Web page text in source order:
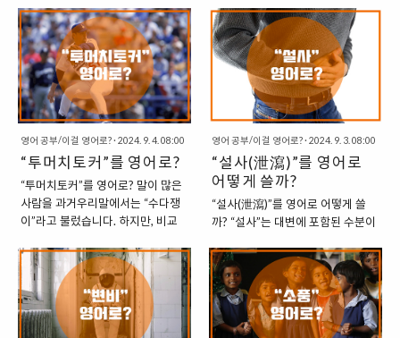
conditions.” (그들은 대단히 개탄
스러운 환경 속..
가 있는 도로”라는 의미로 “Toll
Road”라고 부르는 것입니다. “I
don’t think the toll road is
crowded.”..
서 벽화로 장식된 마을을 지칭하는
용어입니다. 이러한 마을은 벽화 프
로젝트를 통해 지역 사회를 관광지
로 변화시키려는 노력의 일환으로
만들어졌습니다. 그러나 이후 벽화
마을들은 관광지화로 인해 현지 주
민들은 생활 불편을 호소하기도 했
습니다. “벽화”는 영어로 “Mural”이
라고 하며, 벽에 그려진 그림을 의미
합니다. “마을”은 “Village”로 번역
됩니다. 그래서 “벽화마을”은 영어
로 “Mural Village” 또는 “Village
다. “우리나라의 대표적인 벽화마
을” 우리나라에는 대표적인 벽화마
을이 있는데, 4곳 정도를 꼽아서 정
리해보면 아래와 같습니다. 이화동
벽화마을: “Ihwa Mura..
어떻게 표현할 수 있는지 알아보겠
습니다. 이는 일반적인 탈수 증상을
가리키기도 하고, 특히 세탁기 등에
서의 탈수를 나누어서 사용할 수 있
는데, 두 경우에 어떤 표현을 쓸 수
있는지 알아보도록 하겠습니
다. “일반적인 탈수 증상의 경우” 1.
Dehydrate : 탈수하다, 건조하
다.2. Hydrate : 수분을 공급하
다. 우선 먼저, 일반적인 탈수의 경
우에는 “Dehydrate”를 쓸 수 있습
니다. 이는 물을 제거하거나, 수분을
빼는 것을 의미합니다. 명사형으로
는 “Dehydration”으로 사용합니
다. 이는 “수분을 공급하다”라는
“Hydrate”라는 동사에 반대를 의미
하는 접두어 “De-“를 사용해서..
영어 공부/이걸 영어로?· 2024. 9. 4. 08:00
“투머치토커”를 영어로?
“투머치토커”를 영어로? 말이 많은
사람을 과거우리말에서는 “수다쟁
이”라고 불렀습니다. 하지만, 비교
게 영어의 영향을 받은 표현이 생겨
남에 따라서, 말이 많은 사람을 두고
“투머치 토커(Too Much
Talker)”라고 부르기도 합니다. 이
는 특히 박찬호 선수의 별명이기도
영어 공부/이걸 영어로?· 2024. 9. 3. 08:00
“설사(泄瀉)”를 영어로
어떻게 쓸까?
“설사(泄瀉)”를 영어로 어떻게 쓸
까? “설사”는 대변에 포함된 수분이
증상을 의미합니다. 이는 장에서 물
과 염분이 충분히 흡수되지 않거나
장의 운동이 활발해질 때 발생합니
다. 영어로는 이 증상을
“Diarrhea”라고 표현합니다. 1.